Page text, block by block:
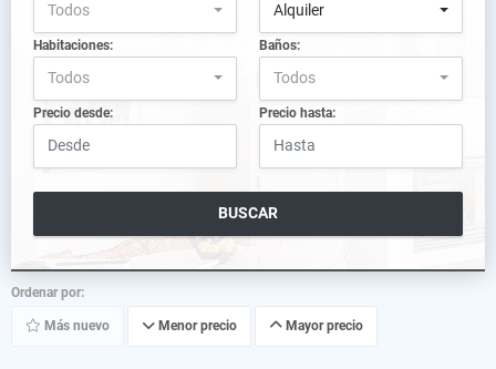
Todos Alquiler
Habitaciones:
Todos
Baños:
Todos
Precio desde: Precio hasta:
BUSCAR
Ordenar por:
Más nuevo Menor precio Mayor precio